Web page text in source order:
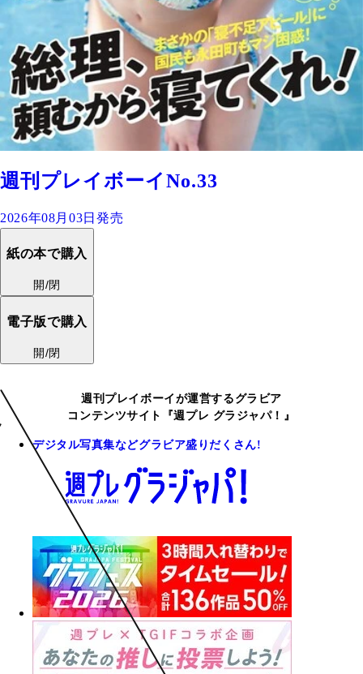
週刊プレイボーイNo.33
2026年08月03日発売
紙の本で購入
開/閉
電子版で購入
開/閉
週刊プレイボーイが運営するグラビア
コンテンツサイト『週プレ グラジャパ！』
デジタル写真集などグラビア盛りだくさん!